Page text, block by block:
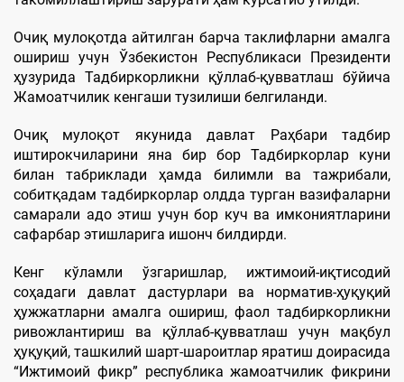
Очиқ мулоқотда айтилган барча таклифларни амалга
ошириш учун Ўзбекистон Республикаси Президенти
ҳузурида Тадбиркорликни қўллаб-қувватлаш бўйича
Жамоатчилик кенгаши тузилиши белгиланди.
Очиқ мулоқот якунида давлат Раҳбари тадбир
иштирокчиларини яна бир бор Тадбиркорлар куни
билан табриклади ҳамда билимли ва тажрибали,
собитқадам тадбиркорлар олдда турган вазифаларни
самарали адо этиш учун бор куч ва имкониятларини
сафарбар этишларига ишонч билдирди.
Кенг кўламли ўзгаришлар, ижтимоий-иқтисодий
соҳадаги давлат дастурлари ва норматив-ҳуқуқий
ҳужжатларни амалга ошириш, фаол тадбиркорликни
ривожлантириш ва қўллаб-қувватлаш учун мақбул
ҳуқуқий, ташкилий шарт-шароитлар яратиш доирасида
“Ижтимоий фикр” республика жамоатчилик фикрини